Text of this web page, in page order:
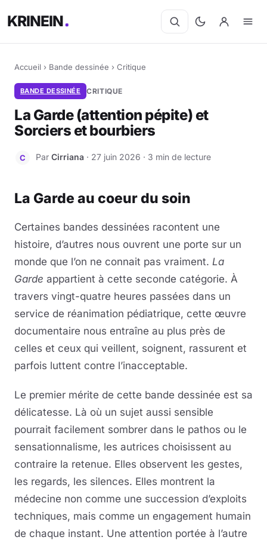
KRINEIN
Accueil › Bande dessinée › Critique
BANDE DESSINÉE CRITIQUE
La Garde (attention pépite) et
Sorciers et bourbiers
C Par Cirriana · 27 juin 2026 · 3 min de lecture
La Garde au coeur du soin
Certaines bandes dessinées racontent une
histoire, d’autres nous ouvrent une porte sur un
monde que l’on ne connait pas vraiment. La
Garde appartient à cette seconde catégorie. À
travers vingt-quatre heures passées dans un
service de réanimation pédiatrique, cette œuvre
documentaire nous entraîne au plus près de
celles et ceux qui veillent, soignent, rassurent et
parfois luttent contre l’inacceptable.
Le premier mérite de cette bande dessinée est sa
délicatesse. Là où un sujet aussi sensible
pourrait facilement sombrer dans le pathos ou le
sensationnalisme, les autrices choisissent au
contraire la retenue. Elles observent les gestes,
les regards, les silences. Elles montrent la
médecine non comme une succession d’exploits
techniques, mais comme un engagement humain
de chaque instant. Une attention portée à l’autre